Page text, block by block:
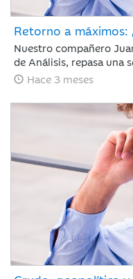
Retorno a máximos:
Nuestro compañero
de Análisis, repasa una
diálogos y pactos de
acercado a niveles
Hace 3 meses